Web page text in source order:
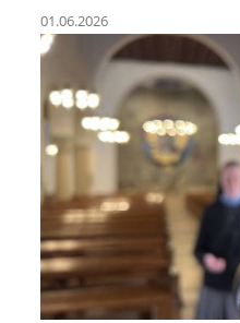
01.06.2026